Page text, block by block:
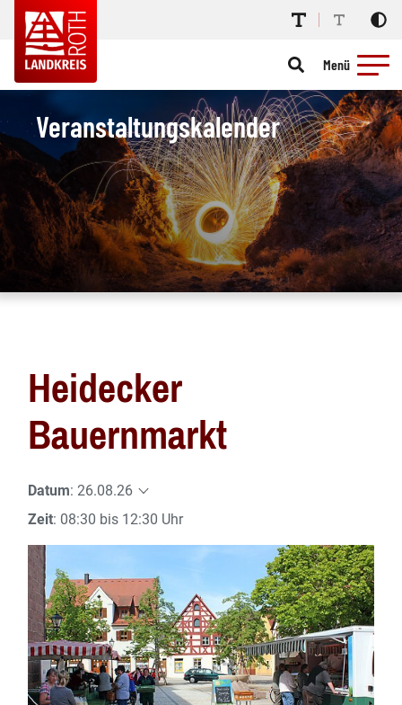
Menü
Veranstaltungskalender